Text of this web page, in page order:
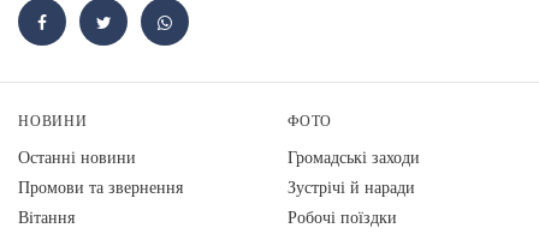
НОВИНИ
Останні новини
Промови та звернення
Вiтання
ФОТО
Громадські заходи
Зустрічі й наради
Робочі поїздки